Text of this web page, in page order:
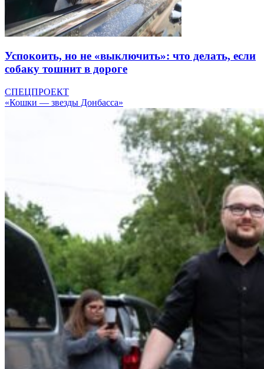
Успокоить, но не «выключить»: что делать, если
собаку тошнит в дороге
СПЕЦПРОЕКТ
«Кошки — звезды Донбасса»